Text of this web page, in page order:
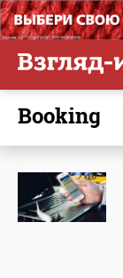
Booking